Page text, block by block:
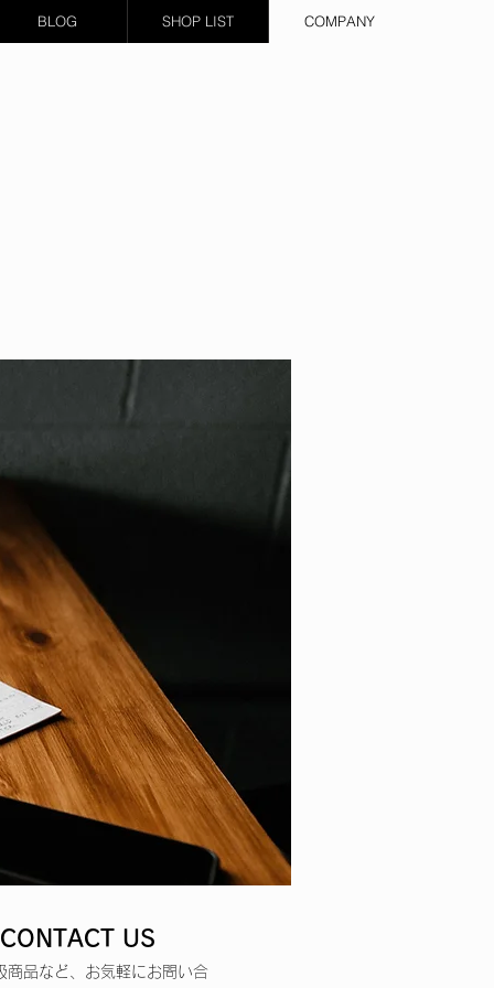
BLOG SHOP LIST COMPANY
US
商品など、お気軽にお問い合